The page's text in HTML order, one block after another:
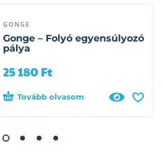
GONGE
Gonge – Folyó egyensúlyozó
pálya
25 180 Ft
Tovább olvasom